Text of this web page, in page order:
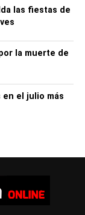
y el
de
este
pretende dar
ellas,
insistiendo
atajar este
las fiestas de
la muerte de
el julio más